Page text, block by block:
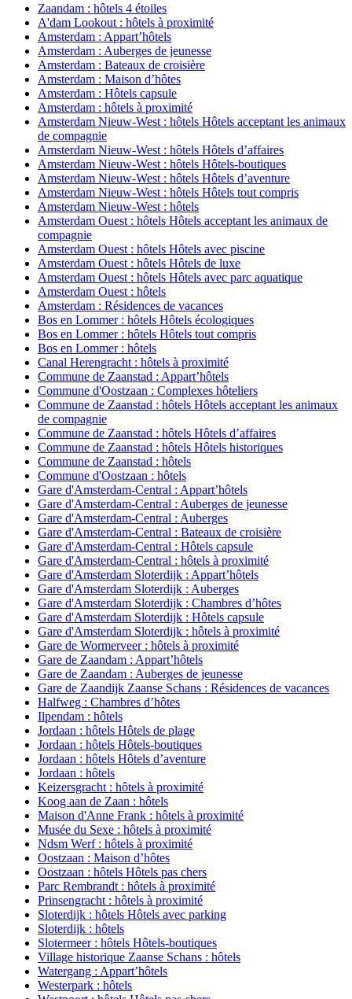
Zaandam : hôtels 4 étoiles
A'dam Lookout : hôtels à proximité
Amsterdam : Appart’hôtels
Amsterdam : Auberges de jeunesse
Amsterdam : Bateaux de croisière
Amsterdam : Maison d’hôtes
Amsterdam : Hôtels capsule
Amsterdam : hôtels à proximité
Amsterdam Nieuw-West : hôtels Hôtels acceptant les animaux
de compagnie
Amsterdam Nieuw-West : hôtels Hôtels d’affaires
Amsterdam Nieuw-West : hôtels Hôtels-boutiques
Amsterdam Nieuw-West : hôtels Hôtels d’aventure
Amsterdam Nieuw-West : hôtels Hôtels tout compris
Amsterdam Nieuw-West : hôtels
Amsterdam Ouest : hôtels Hôtels acceptant les animaux de
compagnie
Amsterdam Ouest : hôtels Hôtels avec piscine
Amsterdam Ouest : hôtels Hôtels de luxe
Amsterdam Ouest : hôtels Hôtels avec parc aquatique
Amsterdam Ouest : hôtels
Amsterdam : Résidences de vacances
Bos en Lommer : hôtels Hôtels écologiques
Bos en Lommer : hôtels Hôtels tout compris
Bos en Lommer : hôtels
Canal Herengracht : hôtels à proximité
Commune de Zaanstad : Appart’hôtels
Commune d'Oostzaan : Complexes hôteliers
Commune de Zaanstad : hôtels Hôtels acceptant les animaux
de compagnie
Commune de Zaanstad : hôtels Hôtels d’affaires
Commune de Zaanstad : hôtels Hôtels historiques
Commune de Zaanstad : hôtels
Commune d'Oostzaan : hôtels
Gare d'Amsterdam-Central : Appart’hôtels
Gare d'Amsterdam-Central : Auberges de jeunesse
Gare d'Amsterdam-Central : Auberges
Gare d'Amsterdam-Central : Bateaux de croisière
Gare d'Amsterdam-Central : Hôtels capsule
Gare d'Amsterdam-Central : hôtels à proximité
Gare d'Amsterdam Sloterdijk : Appart’hôtels
Gare d'Amsterdam Sloterdijk : Auberges
Gare d'Amsterdam Sloterdijk : Chambres d’hôtes
Gare d'Amsterdam Sloterdijk : Hôtels capsule
Gare d'Amsterdam Sloterdijk : hôtels à proximité
Gare de Wormerveer : hôtels à proximité
Gare de Zaandam : Appart’hôtels
Gare de Zaandam : Auberges de jeunesse
Gare de Zaandijk Zaanse Schans : Résidences de vacances
Halfweg : Chambres d’hôtes
Ilpendam : hôtels
Jordaan : hôtels Hôtels de plage
Jordaan : hôtels Hôtels-boutiques
Jordaan : hôtels Hôtels d’aventure
Jordaan : hôtels
Keizersgracht : hôtels à proximité
Koog aan de Zaan : hôtels
Maison d'Anne Frank : hôtels à proximité
Musée du Sexe : hôtels à proximité
Ndsm Werf : hôtels à proximité
Oostzaan : Maison d’hôtes
Oostzaan : hôtels Hôtels pas chers
Parc Rembrandt : hôtels à proximité
Prinsengracht : hôtels à proximité
Sloterdijk : hôtels Hôtels avec parking
Sloterdijk : hôtels
Slotermeer : hôtels Hôtels-boutiques
Village historique Zaanse Schans : hôtels
Watergang : Appart’hôtels
Westerpark : hôtels